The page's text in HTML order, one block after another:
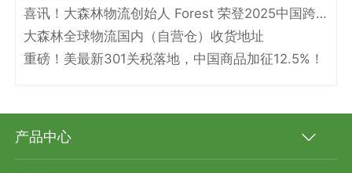
喜讯！大森林物流创始人 Forest 荣登2025中国跨境电商物流名人堂！
大森林全球物流国内（自营仓）收货地址
重磅！美最新301关税落地，中国商品加征12.5%！
产品中心